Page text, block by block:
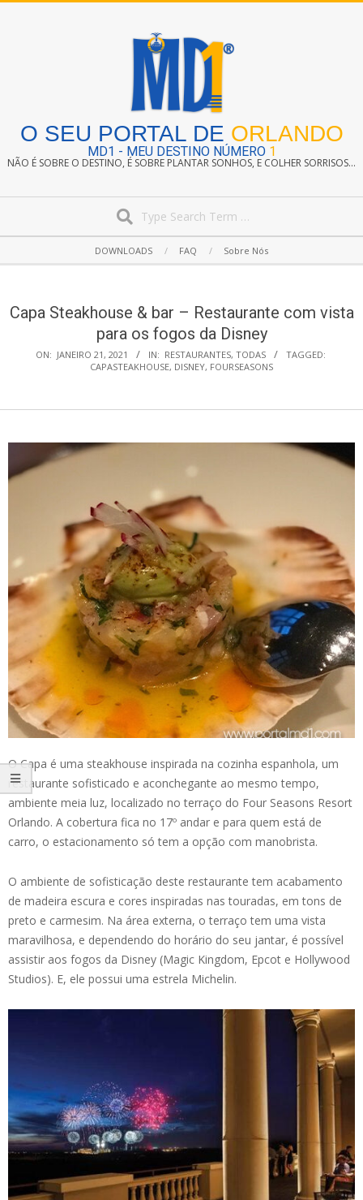
O SEU PORTAL DE ORLANDO
MD1 - MEU DESTINO NÚMERO 1
NÃO É SOBRE O DESTINO, É SOBRE PLANTAR SONHOS, E COLHER SORRISOS...
Navigation
DOWNLOADS FAQ Sobre Nós
Capa Steakhouse & bar – Restaurante com vista
para os fogos da Disney
ON: JANEIRO 21, 2021 IN: RESTAURANTES, TODAS
TAGGED:
CAPASTEAKHOUSE, DISNEY, FOURSEASONS
O Capa é uma steakhouse inspirada na cozinha espanhola, um
restaurante sofisticado e aconchegante ao mesmo tempo,
ambiente meia luz, localizado no terraço do Four Seasons Resort
Orlando. A cobertura fica no 17º andar e para quem está de
carro, o estacionamento só tem a opção com manobrista.
O ambiente de sofisticação deste restaurante tem acabamento
de madeira escura e cores inspiradas nas touradas, em tons de
preto e carmesim. Na área externa, o terraço tem uma vista
maravilhosa, e dependendo do horário do seu jantar, é possível
assistir aos fogos da Disney (Magic Kingdom, Epcot e Hollywood
Studios). E, ele possui uma estrela Michelin.